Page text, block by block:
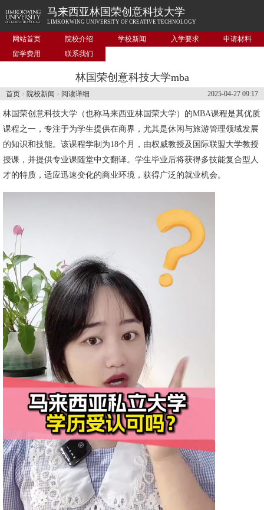
马来西亚林国荣创意科技大学
LIMKOKWING UNIVERSITY OF CREATIVE TECHNOLOGY
网站首页 院校介绍 学校新闻 入学要求
申请材料
留学费用
联系我们
林国荣创意科技大学mba
2025-04-27 09:17
首页 > 院校新闻 > 阅读详细
林国荣创意科技大学 （也称马来西亚林国荣大学）的MBA课程是其优质
课程之一，专注于为学生提供在商界，尤其是休闲与旅游管理领域发展
的知识和技能。该课程学制为18个月，由权威教授及国际联盟大学教授
授课，并提供专业课随堂中文翻译。学生毕业后将获得多技能复合型人
才的特质，适应迅速变化的商业环境，获得广泛的就业机会。